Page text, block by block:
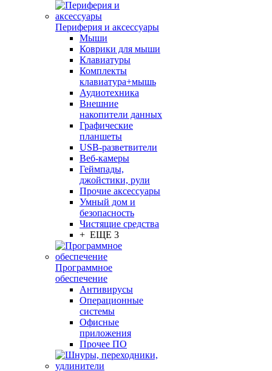
Периферия и аксессуары
Мыши
Коврики для мыши
Клавиатуры
Комплекты
клавиатура+мышь
Аудиотехника
Внешние
накопители данных
Графические
планшеты
USB-разветвители
Веб-камеры
Геймпады,
джойстики, рули
Прочие аксессуары
Умный дом и
безопасность
Чистящие средства
+ ЕЩЕ 3
Программное
обеспечение
Антивирусы
Операционные
системы
Офисные
приложения
Прочее ПО